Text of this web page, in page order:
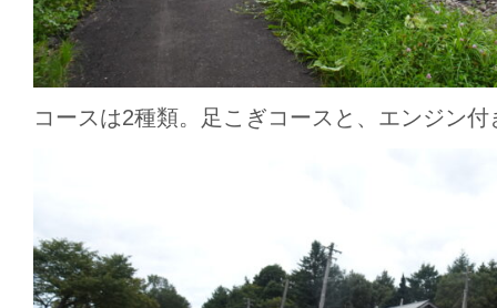
コースは2種類。足こぎコースと、エンジン付